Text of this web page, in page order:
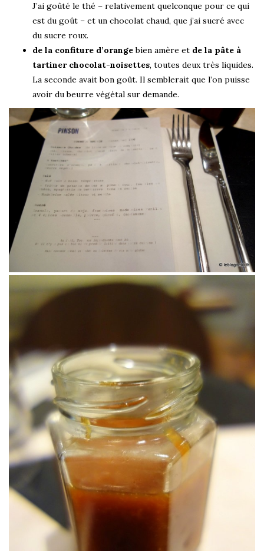
J’ai goûté le thé – relativement quelconque pour ce qui
est du goût – et un chocolat chaud, que j’ai sucré avec
du sucre roux.
de la confiture d’orangebien amère et de la pâte à
tartiner chocolat-noisettes, toutes deux très liquides.
La seconde avait bon goût. Il semblerait que l’on puisse
avoir du beurre végétal sur demande.